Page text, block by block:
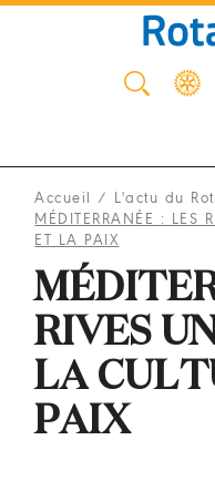
Accueil / L'actu du
MÉDITERRANÉE : LES
ET LA PAIX
RIVES
LA
PAIX
Panneau de gestion